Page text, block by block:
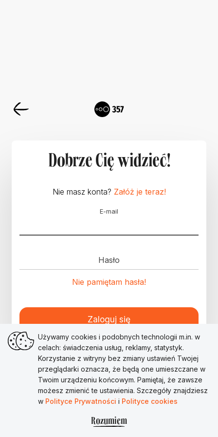
Dobrze Cię widzieć!
Nie masz konta? Załóż je teraz!
E-mail
Hasło
Nie pamiętam hasła!
Zaloguj się
Używamy cookies i podobnych technologii m.in. w
celach: świadczenia usług, reklamy, statystyk.
Korzystanie z witryny bez zmiany ustawień Twojej
przeglądarki oznacza, że będą one umieszczane w
Twoim urządzeniu końcowym. Pamiętaj, że zawsze
możesz zmienić te ustawienia. Szczegóły znajdziesz
w Polityce Prywatności i Polityce cookies
Rozumiem